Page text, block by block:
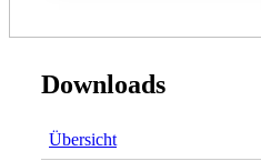
Downloads
Übersicht